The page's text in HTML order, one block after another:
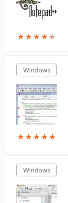
★★★★★
★★★★★
Windows
★★★★★
★★★★★
Windows